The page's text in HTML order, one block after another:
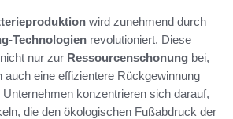
wird zunehmend durch
Technologien revolutioniert. Diese
nur zur Ressourcenschonung bei,
auch eine effizientere Rückgewinnung
konzentrieren sich darauf,
die den ökologischen Fußabdruck der